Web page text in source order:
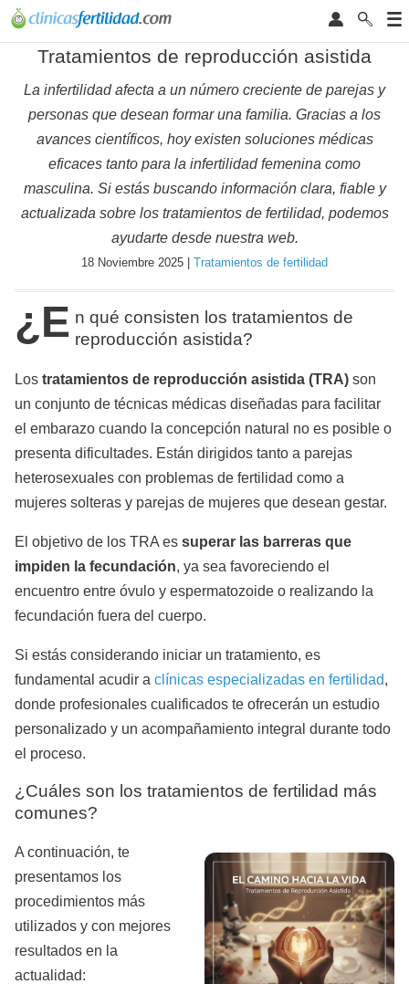
Tratamientos de reproducción asistida
La infertilidad afecta a un número creciente de parejas y
personas que desean formar una familia. Gracias a los
avances científicos, hoy existen soluciones médicas
eficaces tanto para la infertilidad femenina como
masculina. Si estás buscando información clara, fiable y
actualizada sobre los tratamientos de fertilidad, podemos
ayudarte desde nuestra web.
18 Noviembre 2025 | Tratamientos de fertilidad
¿E n qué consisten los tratamientos de
reproducción asistida?
Los tratamientos de reproducción asistida (TRA) son
un conjunto de técnicas médicas diseñadas para facilitar
el embarazo cuando la concepción natural no es posible o
presenta dificultades. Están dirigidos tanto a parejas
heterosexuales con problemas de fertilidad como a
mujeres solteras y parejas de mujeres que desean gestar.
El objetivo de los TRA es superar las barreras que
impiden la fecundación, ya sea favoreciendo el
encuentro entre óvulo y espermatozoide o realizando la
fecundación fuera del cuerpo.
Si estás considerando iniciar un tratamiento, es
fundamental acudir a clínicas especializadas en fertilidad,
donde profesionales cualificados te ofrecerán un estudio
personalizado y un acompañamiento integral durante todo
el proceso.
¿Cuáles son los tratamientos de fertilidad más
comunes?
A continuación, te
presentamos los
procedimientos más
utilizados y con mejores
resultados en la
actualidad: